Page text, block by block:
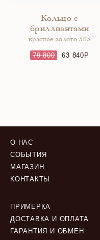
Кольцо с
бриллиантами
красное золото 585
79 800 63 840
О НАС
СОБЫТИЯ
МАГАЗИН
КОНТАКТЫ
ПРИМЕРКА
ДОСТАВКА И ОПЛАТА
ГАРАНТИЯ И ОБМЕН